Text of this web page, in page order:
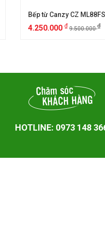
Bếp từ Canzy CZ ML88FS
4.250.000 ₫ 9.500.000₫
HOTLINE: 0973 148